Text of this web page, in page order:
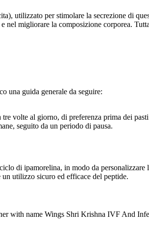
utilizzato per stimolare la secrezione di
migliorare la composizione corporea.
una guida generale da seguire:
volte al giorno, di preferenza prima dei
seguito da un periodo di pausa.
di ipamorelina, in modo da
utilizzo sicuro ed efficace del peptide.
with name Wings Shri Krishna IVF And